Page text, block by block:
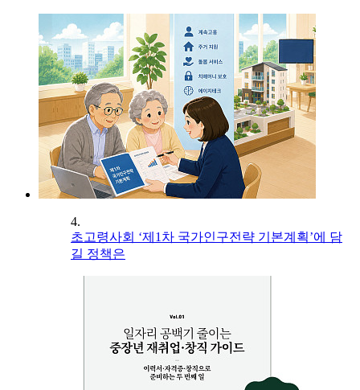
4.
초고령사회 ‘제1차 국가인구전략 기본계획’에 담
길 정책은